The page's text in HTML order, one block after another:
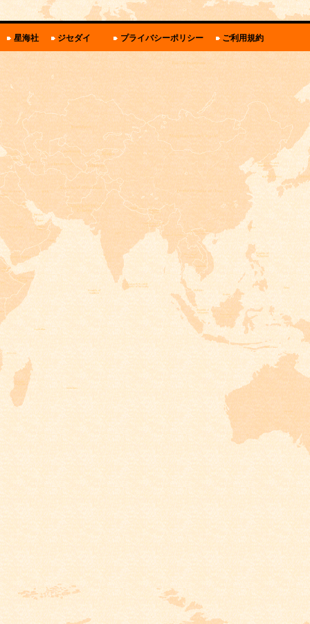
関
ン
ク・
リ
シ
ー
星海社 ジセダイ プライバシーポリシー ご利用規約